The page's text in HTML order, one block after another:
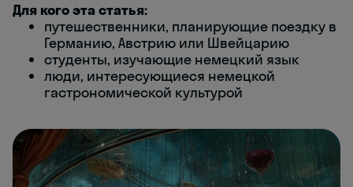
Для кого эта статья:
путешественники, планирующие поездку в
Германию, Австрию или Швейцарию
студенты, изучающие немецкий язык
люди, интересующиеся немецкой
гастрономической культурой